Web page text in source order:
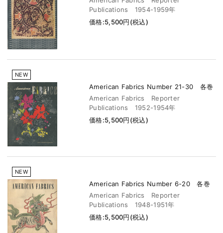
Publications 1954-1959年
価格:5,500円(税込)
NEW
American Fabrics Number 21-30 各巻
American Fabrics Reporter
Publications 1952-1954年
価格:5,500円(税込)
NEW
American Fabrics Number 6-20 各巻
American Fabrics Reporter
Publications 1948-1951年
価格:5,500円(税込)